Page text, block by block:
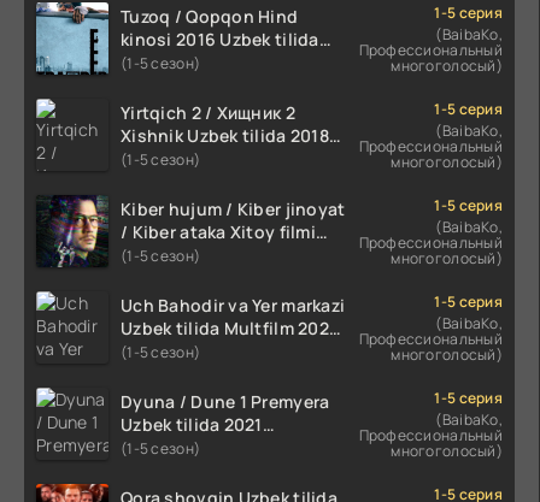
Tuzoq / Qopqon Hind
kinosi 2016 Uzbek tilida
tarjima film HD
(1-5 сезон)
1-5 серия
(BaibaKo,
Профессиональный
многоголосый)
Yirtqich 2 / Хищник 2
Xishnik Uzbek tilida 2018-
2024 O'zbekcha tarjima
(1-5 сезон)
1-5 серия
(BaibaKo,
Профессиональный
многоголосый)
Kiber hujum / Kiber jinoyat
/ Kiber ataka Xitoy filmi
Uzbek tilida O'zbekcha
HD skachat
(1-5 сезон)
1-5 серия
(BaibaKo,
Профессиональный
многоголосый)
Uch Bahodir va Yer markazi
Uzbek tilida Multfilm 2025
tarjima HD skachat
(1-5 сезон)
1-5 серия
(BaibaKo,
Профессиональный
многоголосый)
Dyuna / Dune 1 Premyera
Uzbek tilida 2021
O'zbekcha tarjima kino HD
(1-5 сезон)
1-5 серия
(BaibaKo,
Профессиональный
многоголосый)
1-5 серия